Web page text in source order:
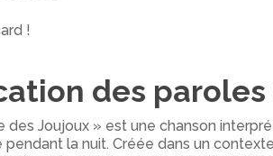
!
des paroles
des Joujoux » est une chanson
pendant la nuit. Créée dans un